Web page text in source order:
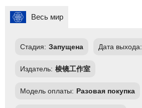
Весь мир
Стадия: Запущена Дата выхода:
Издатель: 棱镜工作室
Модель оплаты: Разовая покупка